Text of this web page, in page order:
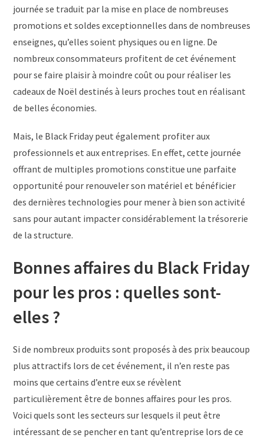
journée se traduit par la mise en place de nombreuses
promotions et soldes exceptionnelles dans de nombreuses
enseignes, qu’elles soient physiques ou en ligne. De
nombreux consommateurs profitent de cet événement
pour se faire plaisir à moindre coût ou pour réaliser les
cadeaux de Noël destinés à leurs proches tout en réalisant
de belles économies.
Mais, le Black Friday peut également profiter aux
professionnels et aux entreprises. En effet, cette journée
offrant de multiples promotions constitue une parfaite
opportunité pour renouveler son matériel et bénéficier
des dernières technologies pour mener à bien son activité
sans pour autant impacter considérablement la trésorerie
de la structure.
Bonnes affaires du Black Friday
pour les pros : quelles sont-
elles ?
Si de nombreux produits sont proposés à des prix beaucoup
plus attractifs lors de cet événement, il n’en reste pas
moins que certains d’entre eux se révèlent
particulièrement être de bonnes affaires pour les pros.
Voici quels sont les secteurs sur lesquels il peut être
intéressant de se pencher en tant qu’entreprise lors de ce